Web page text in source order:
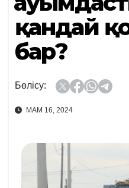
қандай
бар?
Бөлісу:
МАМ 16, 2024